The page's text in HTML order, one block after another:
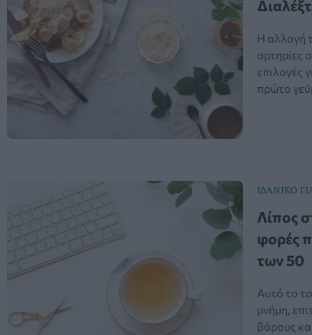
Η αλλαγή
αρτηρίες
επιλογές
πρώτο
ΙΔΑΝΙΚΟ
Λίπος
φορές
των 50
Αυτό το
μνήμη,
βάρους